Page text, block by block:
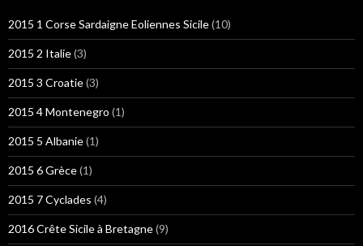
2015 1 Corse Sardaigne Eoliennes Sicile(10)
2015 2 Italie(3)
2015 3 Croatie(3)
2015 4 Montenegro (1)
2015 5 Albanie(1)
2015 6 Grèce(1)
2015 7 Cyclades (4)
2016 Crête Sicile à Bretagne(9)